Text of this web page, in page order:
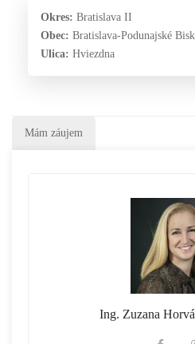
Okres: Bratislava II
Obec: Bratislava-Podunajské
Ulica: Hviezdna
Mám záujem
Ing. Zuzana